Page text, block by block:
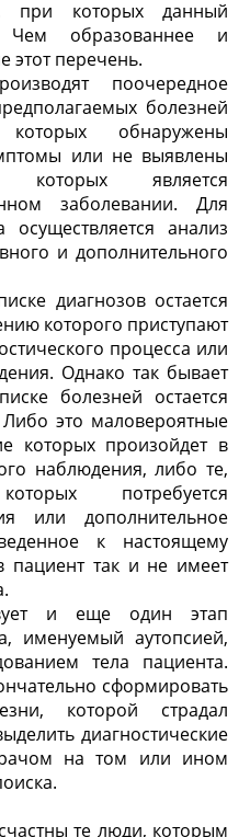
при которых данный
Чем образованнее и
этот перечень.
поочередное
болезней
обнаружены
или не выявлены
которых является
заболевании. Для
осуществляется анализ
и дополнительного
диагнозов остается
которого приступают
процесса или
Однако так бывает
болезней остается
это маловероятные
которых произойдет в
наблюдения, либо те,
потребуется
или дополнительное
к настоящему
пациент так и не имеет
и еще один этап
именуемый аутопсией,
тела пациента.
сформировать
которой страдал
диагностические
на том или ином
те люди, которым